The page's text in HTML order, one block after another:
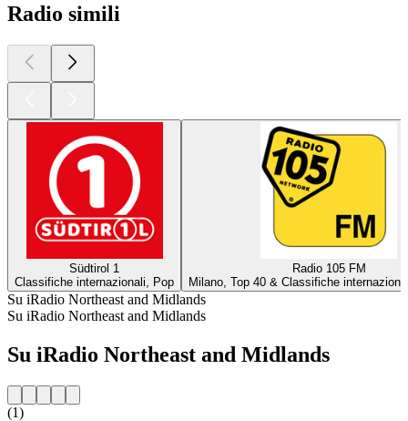
Radio simili
Südtirol 1
Classifiche internazionali, Pop
Radio 105 FM
Milano, Top 40 & Classifiche
Su iRadio Northeast and Midlands
Su iRadio Northeast and Midlands
Su iRadio Northeast and Midlands
(1)